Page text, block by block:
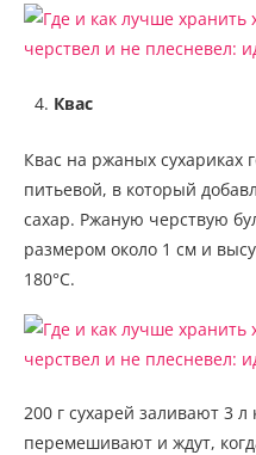
Квас
Квас на ржаных сухариках
питьевой, в который
сахар. Ржаную черствую
размером около 1 см и
180°С.
200 г сухарей заливают 3 л
перемешивают и ждут,